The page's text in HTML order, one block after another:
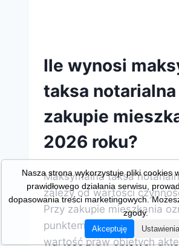
Ile wynosi
taksa
zakupie
2026 roku?
Maksymalna taksa
zależy od wartości
Przy zakupie mieszkania
punktem wyjścia jest cena
wartość praw objętych
Nasza strona wykorzystuje pliki cookies
prawidłowego działania serwisu,
dopasowania treści marketingowych.
zgody.
Akceptuję Ustawienia